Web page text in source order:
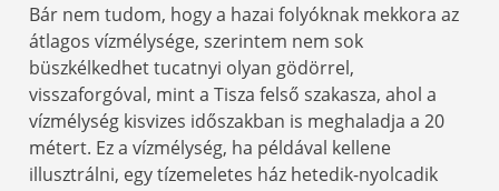
Bár nem tudom, hogy a hazai folyóknak mekkora az
átlagos vízmélysége, szerintem nem sok
büszkélkedhet tucatnyi olyan gödörrel,
visszaforgóval, mint a Tisza felső szakasza, ahol a
vízmélység kisvizes időszakban is meghaladja a 20
métert. Ez a vízmélység, ha példával kellene
illusztrálni, egy tízemeletes ház hetedik-nyolcadik